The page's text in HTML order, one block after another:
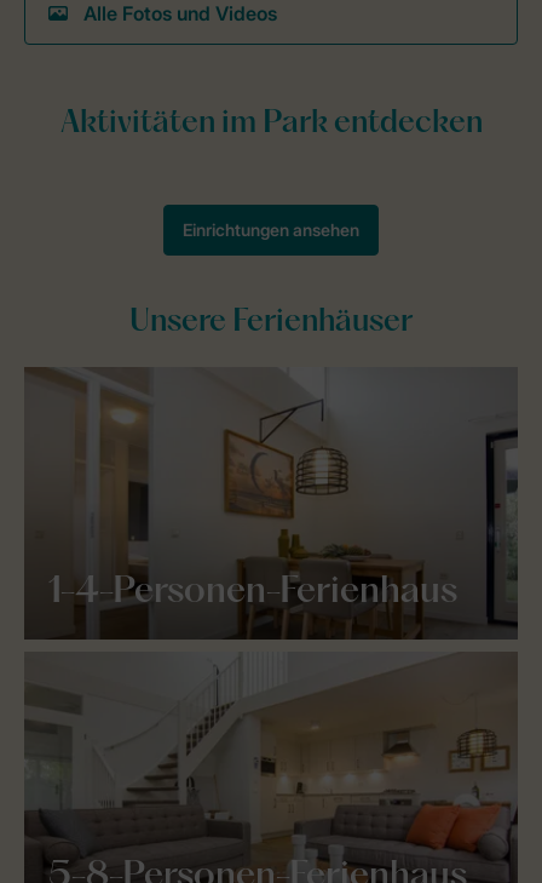
Alle Fotos und Videos
Unsere Ferienhäuser
1-4-Personen-Ferienhaus